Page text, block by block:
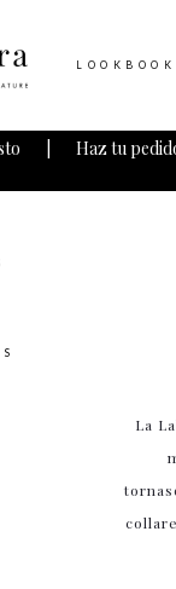
| Haz tu pedido
LOOKBOOK
La